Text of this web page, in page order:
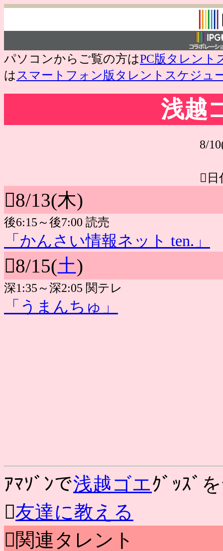
パソコンからご覧の方はPC版タレント
は スマートフォン版タレントスケジュ
浅越
8/
日
8/13(木)
後6:15～後7:00 読売
「かんさい情報ネット ten.」
8/15(土)
深1:35～深2:05 関テレ
「うまんちゅ」
ｱﾏｿﾞﾝで浅越ゴエｸﾞｯｽﾞ
友達に教える
関連タレント